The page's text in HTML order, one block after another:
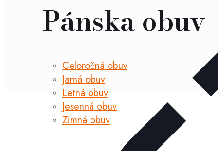
Pánska obuv
Celoročná obuv
Jarná obuv
Letná obuv
Jesenná obuv
Zimná obuv